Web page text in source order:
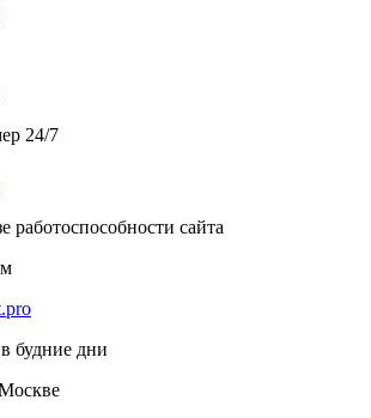
24/7
работоспособности сайта
будние дни